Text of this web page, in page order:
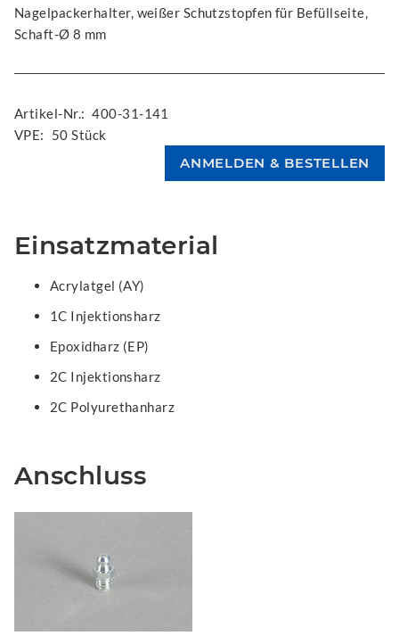
Nagelpackerhalter, weißer Schutzstopfen für Befüllseite,
Schaft-Ø 8 mm
Artikel-Nr.: 400-31-141
VPE:
50 Stück
Einsatzmaterial
Acrylatgel (AY)
1C Injektionsharz
Epoxidharz (EP)
2C Injektionsharz
2C Polyurethanharz
Anschluss